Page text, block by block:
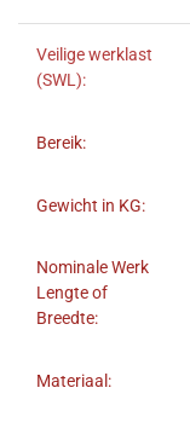
Veilige werklast
(SWL):
Bereik:
Gewicht in KG:
Nominale Werk
Lengte of
Breedte:
Materiaal: